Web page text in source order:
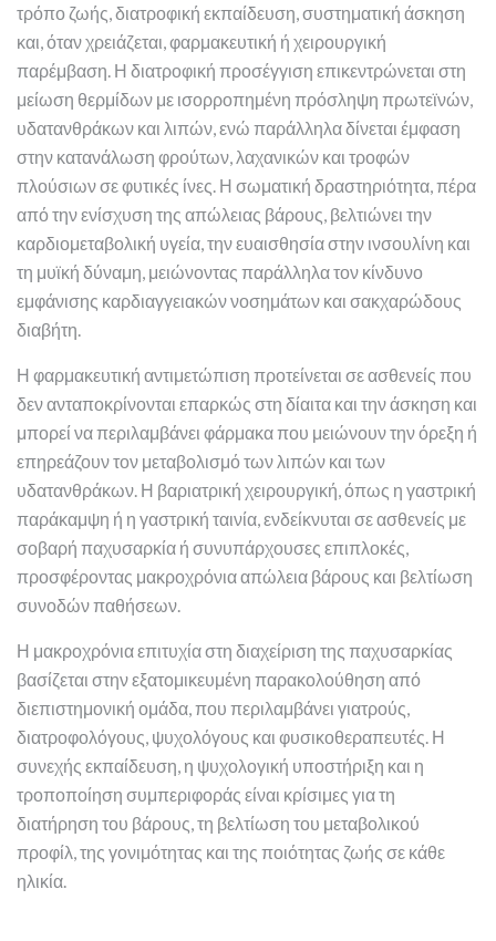
τρόπο ζωής, διατροφική εκπαίδευση, συστηματική άσκηση
και, όταν χρειάζεται, φαρμακευτική ή χειρουργική
παρέμβαση. Η διατροφική προσέγγιση επικεντρώνεται στη
μείωση θερμίδων με ισορροπημένη πρόσληψη πρωτεϊνών,
υδατανθράκων και λιπών, ενώ παράλληλα δίνεται έμφαση
στην κατανάλωση φρούτων, λαχανικών και τροφών
πλούσιων σε φυτικές ίνες. Η σωματική δραστηριότητα, πέρα
από την ενίσχυση της απώλειας βάρους, βελτιώνει την
καρδιομεταβολική υγεία, την ευαισθησία στην ινσουλίνη και
τη μυϊκή δύναμη, μειώνοντας παράλληλα τον κίνδυνο
εμφάνισης καρδιαγγειακών νοσημάτων και σακχαρώδους
διαβήτη.
Η φαρμακευτική αντιμετώπιση προτείνεται σε ασθενείς που
δεν ανταποκρίνονται επαρκώς στη δίαιτα και την άσκηση και
μπορεί να περιλαμβάνει φάρμακα που μειώνουν την όρεξη ή
επηρεάζουν τον μεταβολισμό των λιπών και των
υδατανθράκων. Η βαριατρική χειρουργική, όπως η γαστρική
παράκαμψη ή η γαστρική ταινία, ενδείκνυται σε ασθενείς με
σοβαρή παχυσαρκία ή συνυπάρχουσες επιπλοκές,
προσφέροντας μακροχρόνια απώλεια βάρους και βελτίωση
συνοδών παθήσεων.
Η μακροχρόνια επιτυχία στη διαχείριση της παχυσαρκίας
βασίζεται στην εξατομικευμένη παρακολούθηση από
διεπιστημονική ομάδα, που περιλαμβάνει γιατρούς,
διατροφολόγους, ψυχολόγους και φυσικοθεραπευτές. Η
συνεχής εκπαίδευση, η ψυχολογική υποστήριξη και η
τροποποίηση συμπεριφοράς είναι κρίσιμες για τη
διατήρηση του βάρους, τη βελτίωση του μεταβολικού
προφίλ, της γονιμότητας και της ποιότητας ζωής σε κάθε
ηλικία.